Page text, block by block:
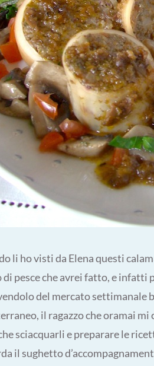
li ho visti da Elena questi
pesce che avrei fatto, e infatti
del mercato settimanale
il ragazzo che oramai mi
sciacquarli e preparare le
il sughetto